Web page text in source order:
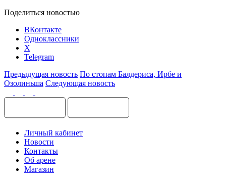
Поделиться новостью
ВКонтакте
Одноклассники
X
Telegram
Предыдущая новость По стопам Балдериса, Ирбе и
Озолиньша Следующая новость
Личный кабинет
Новости
Контакты
Об арене
Магазин